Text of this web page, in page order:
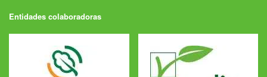
Entidades colaboradoras